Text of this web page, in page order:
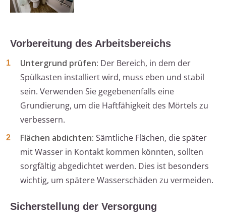
Vorbereitung des Arbeitsbereichs
Untergrund prüfen: Der Bereich, in dem der
Spülkasten installiert wird, muss eben und stabil
sein. Verwenden Sie gegebenenfalls eine
Grundierung, um die Haftfähigkeit des Mörtels zu
verbessern.
Flächen abdichten: Sämtliche Flächen, die später
mit Wasser in Kontakt kommen könnten, sollten
sorgfältig abgedichtet werden. Dies ist besonders
wichtig, um spätere Wasserschäden zu vermeiden.
Sicherstellung der Versorgung